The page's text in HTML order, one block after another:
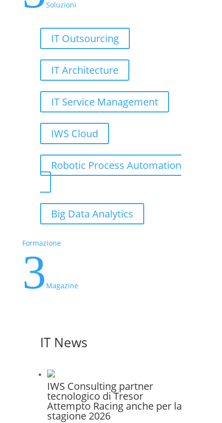
Soluzioni
IT Outsourcing
IT Architecture
IT Service Management
IWS Cloud
Robotic Process Automation
Big Data Analytics
Formazione
3 Magazine
IT News
IWS Consulting partner
tecnologico di Tresor
Attempto Racing anche per la
stagione 2026